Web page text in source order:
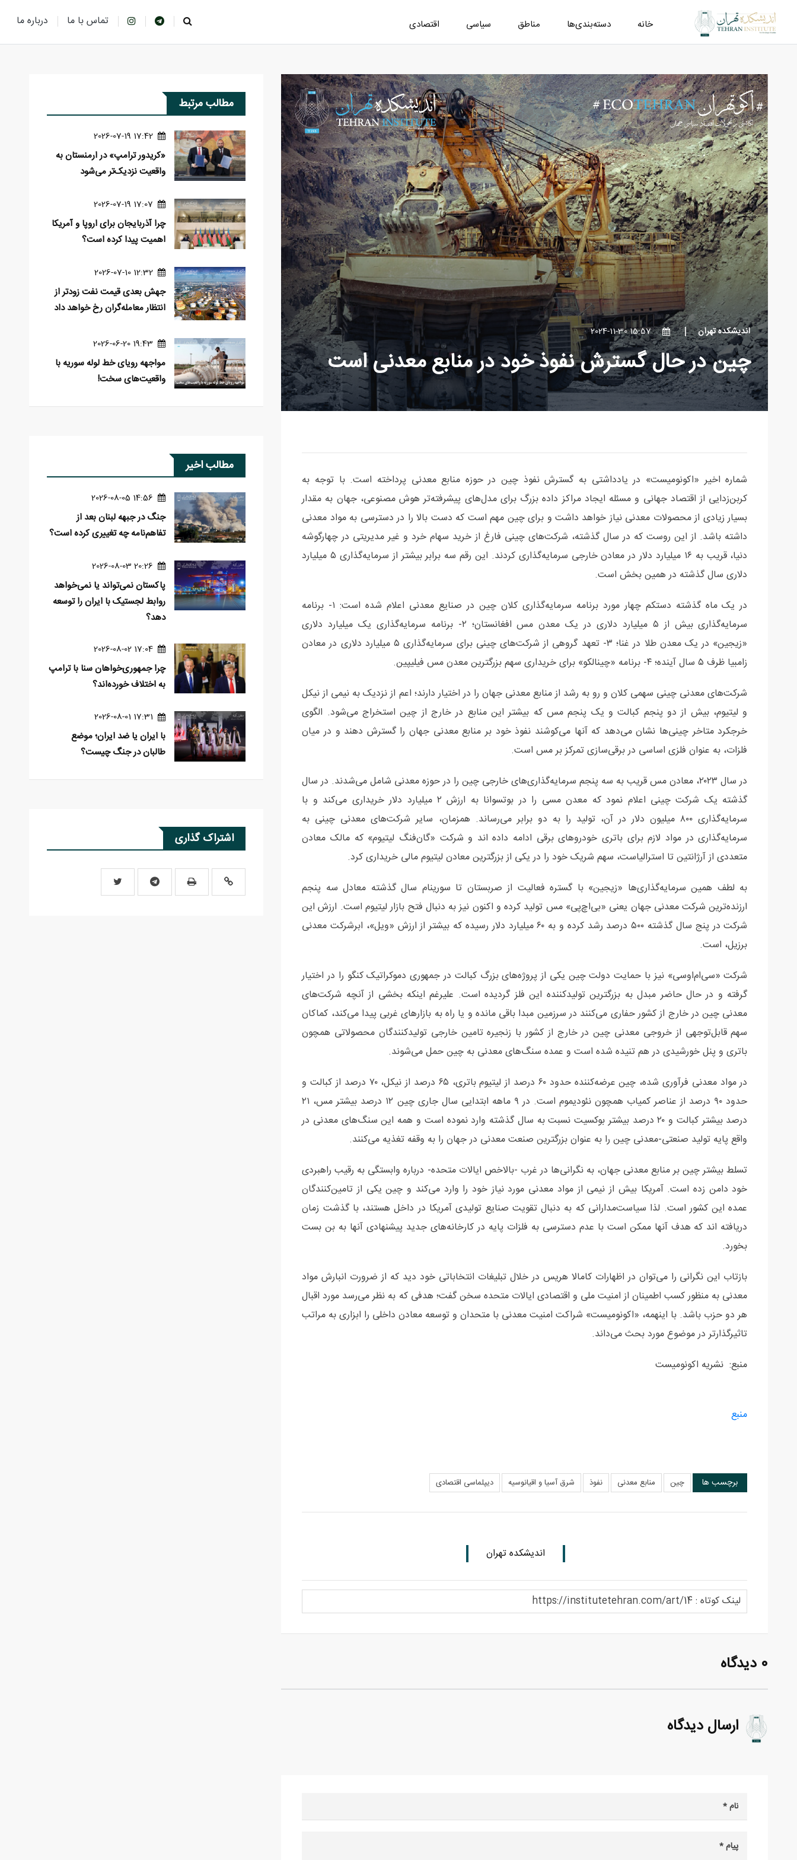
خانه دسته‌بندی‌ها مناطق سیاسی اقتصادی تماس با ما درباره ما
اندیشکده تهران 15:57 2024-11-30
چین در حال گسترش نفوذ خود در منابع معدنی است
شماره اخیر «اکونومیست» در یادداشتی به گسترش نفوذ چین در حوزه منابع معدنی پرداخته است. با توجه به
کربن‌زدایی از اقتصاد جهانی و مسئله ایجاد مراکز داده‌ بزرگ برای مدل‌های پیشرفته‌تر هوش مصنوعی، جهان به مقدار
بسیار زیادی از محصولات معدنی نیاز خواهد داشت و برای چین مهم است که دست بالا را در دسترسی به مواد معدنی
داشته باشد. از این روست که در سال گذشته، شرکت‌های چینی فارغ از خرید سهام خرد و غیر مدیریتی در چهارگوشه
دنیا، قریب به ۱۶ میلیارد دلار در معادن خارجی سرمایه‌گذاری کردند. این رقم سه برابر بیشتر از سرمایه‌گذاری ۵ میلیارد
دلاری سال گذشته در همین بخش است.
در یک ماه گذشته دستکم چهار مورد برنامه سرمایه‌گذاری کلان چین در صنایع معدنی اعلام شده است: ۱- برنامه
سرمایه‌گذاری بیش از ۵ میلیارد دلاری در یک معدن مس افغانستان؛ ۲- برنامه سرمایه‌گذاری یک میلیارد دلاری
«زیجین» در یک معدن طلا در غنا؛ ۳- تعهد گروهی از شرکت‌های چینی برای سرمایه‌گذاری ۵ میلیارد دلاری در معادن
زامبیا ظرف ۵ سال آینده؛ ۴- برنامه «چینالکو» برای خریداری سهم بزرگترین معدن مس فیلیپین.
شرکت‌های معدنی چینی سهمی کلان و رو به رشد از منابع معدنی جهان را در اختیار دارند؛ اعم از نزدیک به نیمی از نیکل
و لیتیوم، بیش از دو پنجم کبالت و یک پنجم مس که بیشتر این منابع در خارج از چین استخراج می‌شود. الگوی
خرجکرد متاخر چینی‌ها نشان می‌دهد که آنها می‌کوشند نفوذ خود بر منابع معدنی جهان را گسترش دهند و در میان
فلزات، به عنوان فلزی اساسی در برقی‌سازی تمرکز بر مس است.
در سال ۲۰۲۳، معادن مس قریب به سه پنجم سرمایه‌گذاری‌های خارجی چین را در حوزه معدنی شامل می‌شدند. در سال
گذشته یک شرکت چینی اعلام نمود که معدن مسی را در بوتسوانا به ارزش ۲ میلیارد دلار خریداری می‌کند و با
سرمایه‌گذاری ۸۰۰ میلیون دلار در آن، تولید را به دو برابر می‌رساند. همزمان، سایر شرکت‌های معدنی چینی به
سرمایه‌گذاری در مواد لازم برای باتری خودروهای برقی ادامه داده اند و شرکت «گان‌فنگ لیتیوم» که مالک معادن
متعددی از آرژانتین تا استرالیاست، سهم شریک خود را در یکی از بزرگترین معادن لیتیوم مالی خریداری کرد.
به لطف همین سرمایه‌گذاری‌ها «زیجین» با گستره فعالیت از صربستان تا سورینام سال گذشته معادل سه پنجم
ارزنده‌ترین شرکت معدنی جهان یعنی «بی‌اچ‌پی» مس تولید کرده و اکنون نیز به دنبال فتح بازار لیتیوم است. ارزش این
شرکت در پنج سال گذشته ۵۰۰ درصد رشد کرده و به ۶۰ میلیارد دلار رسیده که بیشتر از ارزش «ویل»، ابرشرکت معدنی
برزیل، است.
شرکت «سی‌ام‌او‌سی» نیز با حمایت دولت چین یکی از پروژه‌های بزرگ کبالت در جمهوری دموکراتیک کنگو را در اختیار
گرفته و در حال حاضر مبدل به بزرگترین تولیدکننده این فلز گردیده است. علیرغم اینکه بخشی از آنچه شرکت‌های
معدنی چین در خارج از کشور حفاری می‌کنند در سرزمین مبدا باقی مانده و یا راه به بازارهای غربی پیدا می‌کند، کماکان
سهم قابل‌توجهی از خروجی معدنی چین در خارج از کشور با زنجیره تامین خارجی تولیدکنندگان محصولاتی همچون
باتری و پنل خورشیدی در هم تنیده شده است و عمده سنگ‌های معدنی به چین حمل می‌شوند.
در مواد معدنی فرآوری شده، چین عرضه‌کننده حدود ۶۰ درصد از لیتیوم باتری، ۶۵ درصد از نیکل، ۷۰ درصد از کبالت و
حدود ۹۰ درصد از عناصر کمیاب همچون نئودیموم است. در ۹ ماهه ابتدایی سال جاری چین ۱۲ درصد بیشتر مس، ۲۱
درصد بیشتر کبالت و ۲۰ درصد بیشتر بوکسیت نسبت به سال گذشته وارد نموده است و همه این سنگ‌های معدنی در
واقع پایه تولید صنعتی-معدنی چین را به عنوان بزرگترین صنعت معدنی در جهان را به وقفه تغذیه می‌کنند.
تسلط بیشتر چین بر منابع معدنی جهان، به نگرانی‌ها در غرب -بالاخص ایالات متحده- درباره وابستگی به رقیب راهبردی
خود دامن زده است. آمریکا بیش از نیمی از مواد معدنی مورد نیاز خود را وارد می‌کند و چین یکی از تامین‌کنندگان
عمده این کشور است. لذا سیاست‌مدارانی که به دنبال تقویت صنایع تولیدی آمریکا در داخل هستند، با گذشت زمان
دریافته اند که هدف آنها ممکن است با عدم دسترسی به فلزات پایه در کارخانه‌های جدید پیشنهادی آنها به بن بست
بخورد.
بازتاب این نگرانی را می‌توان در اظهارات کامالا هریس در خلال تبلیغات انتخاباتی خود دید که از ضرورت انبارش مواد
معدنی به منظور کسب اطمینان از امنیت ملی و اقتصادی ایالات متحده سخن گفت؛ هدفی که به نظر می‌رسد مورد اقبال
هر دو حزب باشد. با اینهمه، «اکونومیست» شراکت امنیت معدنی با متحدان و توسعه معادن داخلی را ابزاری به مراتب
تاثیرگذارتر در موضوع مورد بحث می‌داند.
منبع: نشریه اکونومیست
منبع
برچسب ها چین منابع معدنی نفوذ شرق آسیا و اقیانوسیه دیپلماسی اقتصادی
اندیشکده تهران
لینک کوتاه : https://institutetehran.com/art/14
0 دیدگاه
ارسال دیدگاه
مطالب مرتبط
17:42 2026-07-19
«کریدور ترامپ» در ارمنستان به
واقعیت نزدیک‌تر می‌شود
17:07 2026-07-19
چرا آذربایجان برای اروپا و آمریکا
اهمیت پیدا کرده است؟
12:32 2026-07-10
جهش بعدی قیمت نفت زودتر از
انتظار معامله‌گران رخ خواهد داد
19:43 2026-06-20
مواجهه رویای خط لوله سوریه با
واقعیت‌های سخت!
مطالب اخیر
14:56 2026-08-05
جنگ در جبهه لبنان بعد از
تفاهم‌نامه چه تغییری کرده است؟
20:26 2026-08-03
پاکستان نمی‌تواند یا نمی‌خواهد
روابط لجستیک با ایران را توسعه
دهد؟
17:04 2026-08-02
چرا جمهوری‌خواهان سنا با ترامپ
به اختلاف خورده‌اند؟
17:31 2026-08-01
با ایران یا ضد ایران؛ موضع
طالبان در جنگ چیست؟
اشتراک گذاری